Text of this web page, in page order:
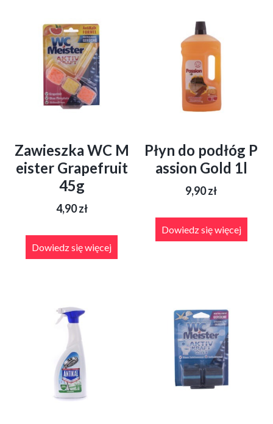
Zawieszka WC M
eister Grapefruit
45g
4,90zł
Dowiedz się więcej
Płyn do podłóg P
assion Gold 1l
9,90zł
Dowiedz się więcej